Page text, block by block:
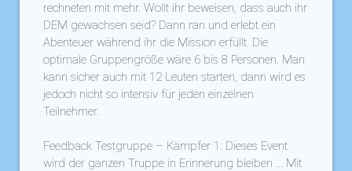
rechneten mit mehr. Wollt ihr beweisen, dass auch ihr
DEM gewachsen seid? Dann ran und erlebt ein
Abenteuer während ihr die Mission erfüllt. Die
optimale Gruppengröße wäre 6 bis 8 Personen. Man
kann sicher auch mit 12 Leuten starten, dann wird es
jedoch nicht so intensiv für jeden einzelnen
Teilnehmer.
Feedback Testgruppe – Kämpfer 1: Dieses Event
wird der ganzen Truppe in Erinnerung bleiben … Mit